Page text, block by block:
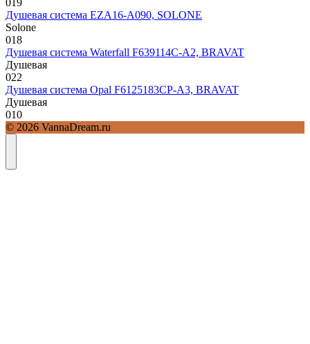
Душевая система EZA16-A090, SOLONE
Solone
018
Душевая система Waterfall F639114C-A2, BRAVAT
Душевая
022
Душевая система Opal F6125183CP-A3, BRAVAT
Душевая
010
© 2026 VannaDream.ru